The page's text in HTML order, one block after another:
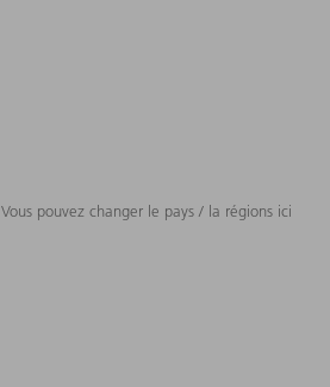
Vous pouvez changer le pays / la régions ici